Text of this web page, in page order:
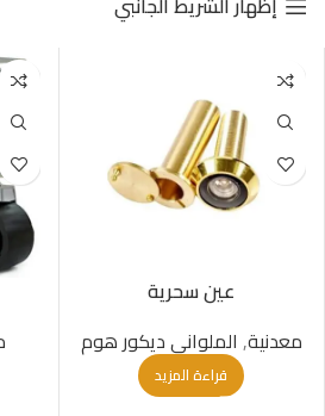
عين سحرية
معدنیة, الملواني ديكور هوم
قراءة المزيد